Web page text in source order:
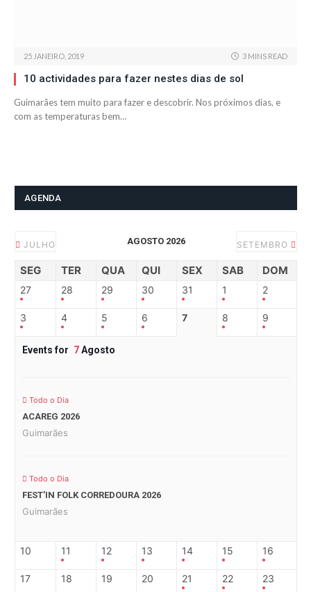
25 JANEIRO, 2019 3 MINS READ
10 actividades para fazer nestes dias de sol
Guimarães tem muito para fazer e descobrir. Nos próximos dias, e
com as temperaturas bem…
AGENDA
JULHO AGOSTO 2026 SETEMBRO
SEG TER QUA QUI SEX SAB DOM
27 28 29 30 31 1 2
3 4 5 6 7 8 9
Events for 7Agosto
Todo o Dia
ACAREG 2026
Guimarães
Todo o Dia
FEST’IN FOLK CORREDOURA 2026
Guimarães
10 11 12 13 14 15 16
17 18 19 20 21 22 23